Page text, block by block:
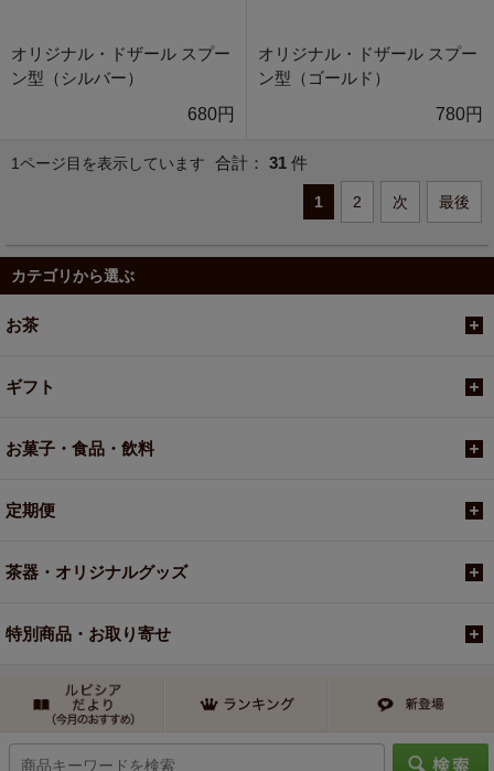
オリジナル・ドザール スプー
ン型（シルバー）
680円
オリジナル・ドザール スプー
ン型（ゴールド）
780円
1ページ目を表示しています 合計： 31 件
1 2 次 最後
カテゴリから選ぶ
お茶
ギフト
お菓子・食品・飲料
定期便
茶器・オリジナルグッズ
特別商品・お取り寄せ